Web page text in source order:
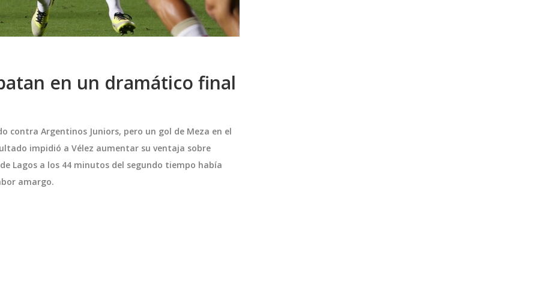
en un dramático final
contra Argentinos Juniors, pero un gol de Meza en el
impidió a Vélez aumentar su ventaja sobre
Lagos a los 44 minutos del segundo tiempo había
amargo.